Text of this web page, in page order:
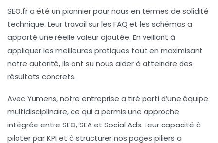
SEO.fra été un pionnier pour nous en termes de solidité
technique. Leur travail sur les FAQ et les schémas a
apporté une réelle valeur ajoutée. En veillant à
appliquer les meilleures pratiques tout en maximisant
notre autorité, ils ont su nous aider à atteindre des
résultats concrets.
AvecYumens, notre entreprise a tiré parti d’une équipe
multidisciplinaire, ce qui a permis une approche
intégrée entre SEO,SEAet Social Ads. Leur capacité à
piloter parKPI et à structurer nos pages piliers a